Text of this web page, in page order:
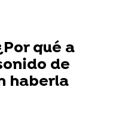
qué a
de
haberla